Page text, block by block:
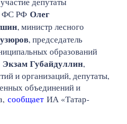
ФС РФ Олег
, министр лесного
, председатель
образований
Экзам Губайдуллин,
и организаций, депутаты,
объединений и
сообщаетИА «Татар-